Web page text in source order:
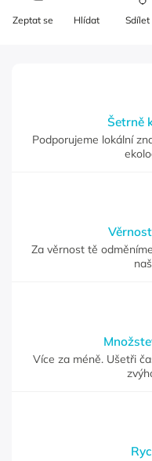
Zeptat se Hlídat Sdílet
Šetrně
Podporujeme lokální
Za věrnost tě
Více za méně. Ušetři